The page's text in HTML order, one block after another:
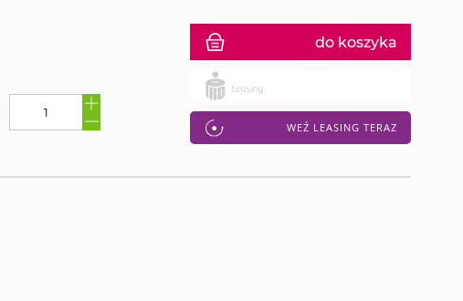
do koszyka
WEŹ LEASING TERAZ